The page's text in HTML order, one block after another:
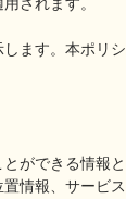
ます。本ポリシ
ができる情報と
情報、サービス